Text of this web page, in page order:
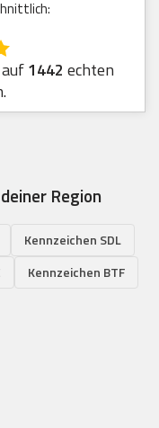
1442 echten
Region
Kennzeichen SDL
Kennzeichen BTF